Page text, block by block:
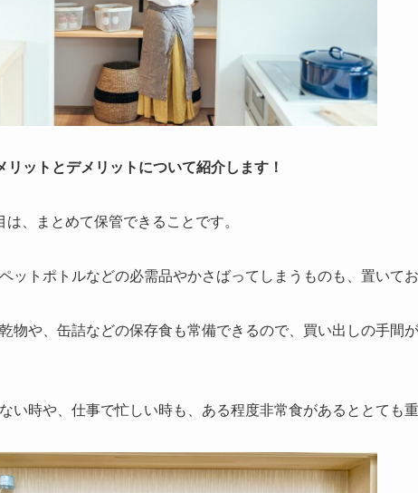
ットとデメリットについて紹介します！
、 まとめて保管できることです。
ットポトルなどの必需品やかさばってしまうものも、置いてお
物や、缶詰などの保存食も常備できるので、買い出しの手間
い時や、仕事で忙しい時も、ある程度非常食があるととても重